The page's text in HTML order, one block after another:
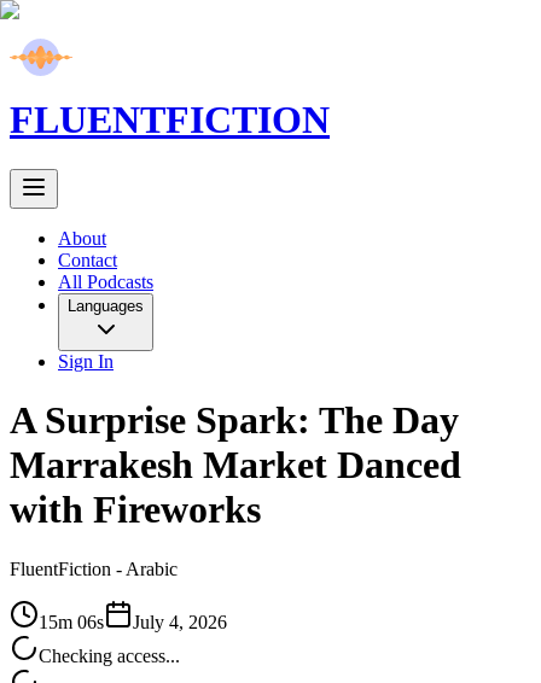
FLUENTFICTION
About
Contact
All Podcasts
Languages
Sign In
A Surprise Spark: The Day
Marrakesh Market Danced
with Fireworks
FluentFiction - Arabic
15m 06s
July 4, 2026
Checking access...